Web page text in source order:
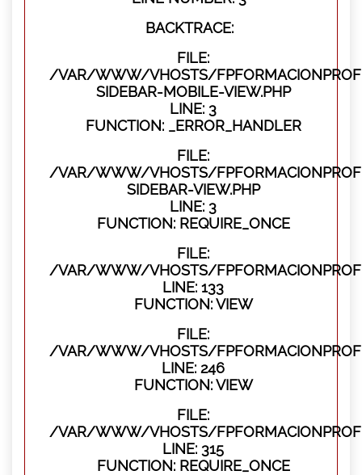
BACKTRACE:
FILE:
/VAR/WWW/VHOSTS/
SIDEBAR-MOBILE-VIEW.PHP
LINE: 3
FUNCTION: _ERROR_HANDLER
FILE:
/VAR/WWW/VHOSTS/
SIDEBAR-VIEW.PHP
LINE: 3
FUNCTION: REQUIRE_ONCE
FILE:
/VAR/WWW/VHOSTS/
LINE: 133
FUNCTION: VIEW
FILE:
/VAR/WWW/VHOSTS/
LINE: 246
FUNCTION: VIEW
FILE:
/VAR/WWW/VHOSTS/
LINE: 315
FUNCTION: REQUIRE_ONCE